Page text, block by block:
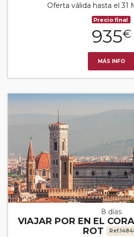
Oferta válida hasta el 31
Precio final
935€
MÁS INFO
8 días
VIAJAR POR EN EL
ROT